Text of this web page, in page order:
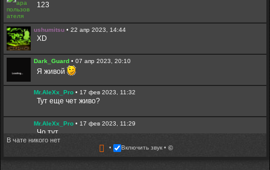
123
ushumitsu • 22 апр 2023, 14:44
XD
Dark_Guard • 07 апр 2023, 20:10
Я живой
Mr.AleXx_Pro • 17 фев 2023, 11:32
Тут еще чет живо?
Mr.AleXx_Pro • 17 фев 2023, 11:29
Чо тут
В чате никого нет
Включить звук ©